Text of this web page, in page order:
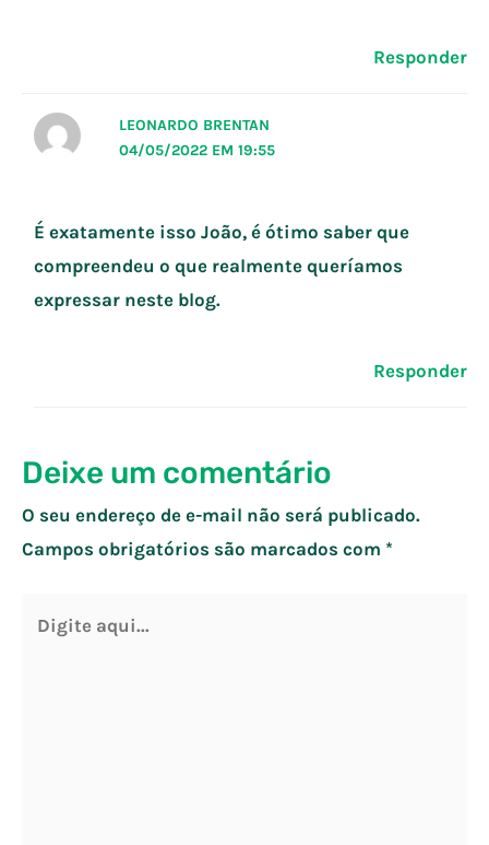
Responder
LEONARDO BRENTAN
04/05/2022 EM 19:55
É exatamente isso João, é ótimo saber que
compreendeu o que realmente queríamos
expressar neste blog.
Responder
Deixe um comentário
O seu endereço de e-mail não será publicado.
Campos obrigatórios são marcados com *
aqui...